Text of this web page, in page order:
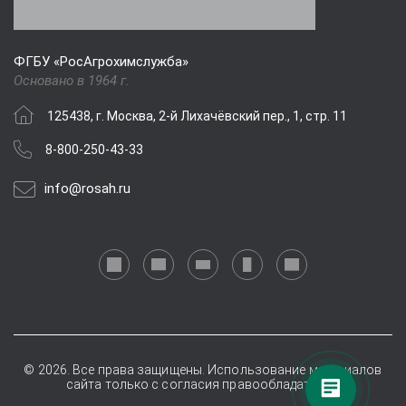
ФГБУ «РосАгрохимслужба»
Основано в 1964 г.
125438, г. Москва, 2-й Лихачёвский пер., 1, стр. 11
8-800-250-43-33
info@rosah.ru
© 2026. Все права защищены. Использование материалов
сайта только с согласия правообладателей.